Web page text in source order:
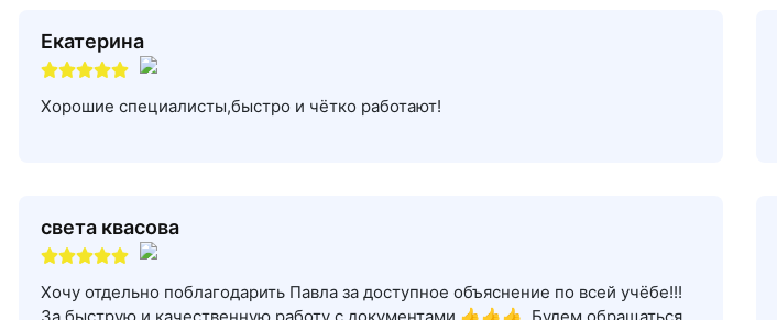
Екатерина
Хорошие специалисты,быстро и чётко работают!
света квасова
Хочу отдельно поблагодарить Павла за доступное объяснение по всей учёбе!!!